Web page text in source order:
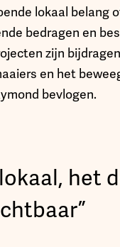
lokaal belang
bedragen en
zijn
en het
bevlogen.
het